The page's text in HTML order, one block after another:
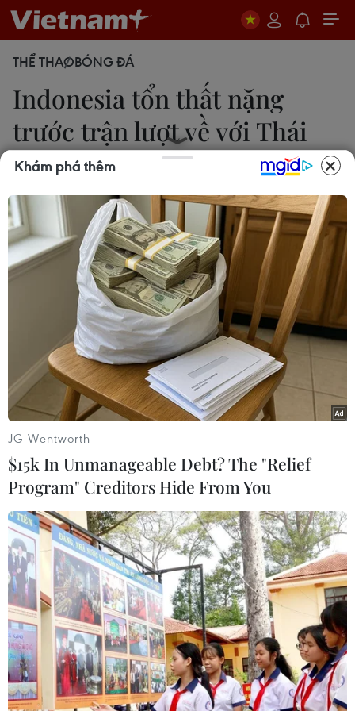
THỂ THAOBÓNG ĐÁ
Indonesia tổn thất nặng
trước trận lượt về với Thái
Lan
Thùy Minh
16/12/2016 06:33
Đội tuyển Indonesia sẽ không có sự phục vụ của
tiền vệ Andik Vermansyah trong trận chung kết lượt
về AFF Suzuki Cup 2016 cùng Thái Lan do chấn
Chấn thương của Andik Vermansah khiến Indonesia tổn thất
lớn ở cánh phải. (Ảnh: AFF Suzuki Cup)
Đội tuyển Indonesia sẽ không có sự phục vụ của
tiền vệ Andik Vermansyah trong trận chung kết
Khám phá thêm
JG Wentworth
$15k In Unmanageable Debt? The "Relief
Program" Creditors Hide From You